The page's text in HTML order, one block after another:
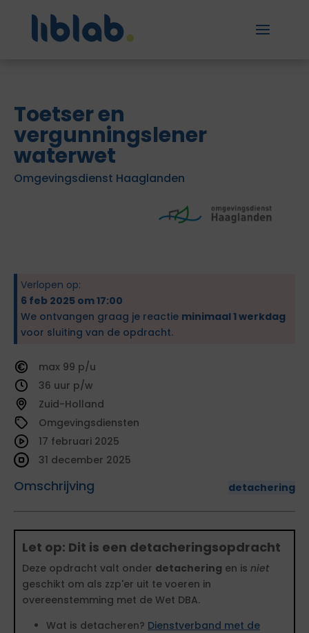
Toetser en
vergunningslener
waterwet
Omgevingsdienst Haaglanden
Verlopen op:
6 feb 2025 om 17:00
We ontvangen graag je reactie minimaal 1 werkdag
voor sluiting van de opdracht.
99
36
Zuid-Holland
Omgevingsdiensten
Omschrijving detachering
17 februari 2025
31 december 2025
Let op: Dit is een detacheringsopdracht
Deze opdracht valt onder detachering en is niet
geschikt om als zzp'er uit te voeren in
overeenstemming met de Wet DBA.
Wat is detacheren? Dienstverband met de